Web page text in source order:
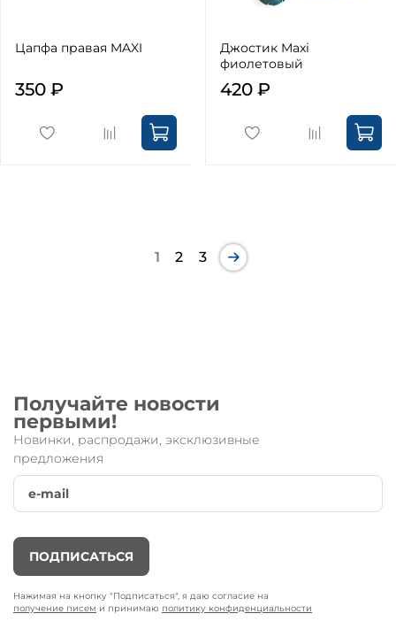
Цапфа правая MAXI
350 ₽
Джостик Maxi
фиолетовый
420 ₽
1 2 3
Получайте новости
первыми!
Новинки, распродажи, эксклюзивные
предложения
ПОДПИСАТЬСЯ
Нажимая на кнопку "Подписаться", я даю согласие на
получение писем и принимаю политику конфиденциальности